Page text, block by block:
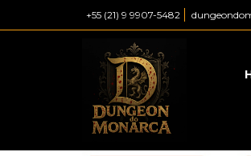
+55 (21) 9 9907-5482